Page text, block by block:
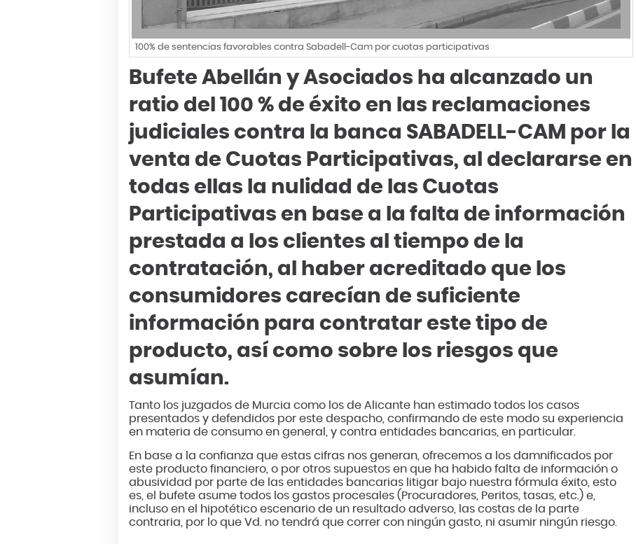
100% de sentencias favorables contra Sabadell-Cam por cuotas participativas
Bufete Abellán y Asociados ha alcanzado un
ratio del 100 % de éxito en las reclamaciones
judiciales contra la banca SABADELL-CAM por la
venta de Cuotas Participativas, al declararse en
todas ellas la nulidad de las Cuotas
Participativas en base a la falta de información
prestada a los clientes al tiempo de la
contratación, al haber acreditado que los
consumidores carecían de suficiente
información para contratar este tipo de
producto, así como sobre los riesgos que
asumían.
Tanto los juzgados de Murcia como los de Alicante han estimado todos los casos
presentados y defendidos por este despacho, confirmando de este modo su experiencia
en materia de consumo en general, y contra entidades bancarias, en particular.
En base a la confianza que estas cifras nos generan, ofrecemos a los damnificados por
este producto financiero, o por otros supuestos en que ha habido falta de información o
abusividad por parte de las entidades bancarias litigar bajo nuestra fórmula éxito, esto
es, el bufete asume todos los gastos procesales (Procuradores, Peritos, tasas, etc.) e,
incluso en el hipotético escenario de un resultado adverso, las costas de la parte
contraria, por lo que Vd. no tendrá que correr con ningún gasto, ni asumir ningún riesgo.